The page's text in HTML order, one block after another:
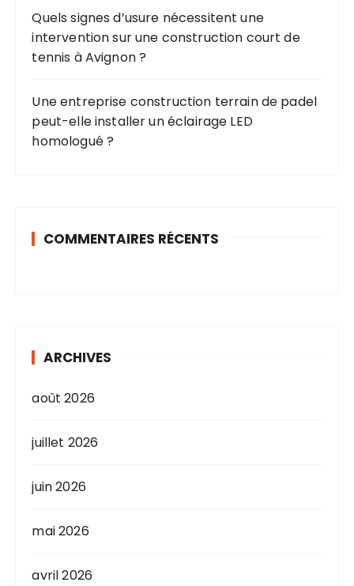
Quels signes d’usure nécessitent une
intervention sur une construction court de
tennis à Avignon ?
Une entreprise construction terrain de padel
peut-elle installer un éclairage LED
homologué ?
COMMENTAIRES RÉCENTS
ARCHIVES
août 2026
juillet 2026
juin 2026
mai 2026
avril 2026